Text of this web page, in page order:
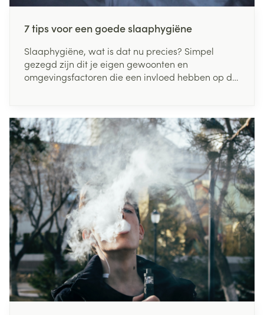
7 tips voor een goede slaaphygiëne
Slaaphygiëne, wat is dat nu precies? Simpel
gezegd zijn dit je eigen gewoonten en
omgevingsfactoren die een invloed hebben op de
curciale factor voor je fysieke én mentale
gezondheid. Net daarom is het zo belangrijk om
een goede slaaphygiëne te ontwikkelen. In dit
artikel geven we jou onze belangrijkste tips mee.